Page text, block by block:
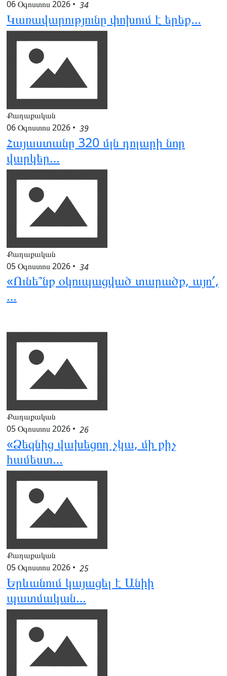
06 Օգոստոս 2026 • 34
Կառավարությունը փոխում է երեք…
Քաղաքական
06 Օգոստոս 2026 • 39
Հայաստանը 320 մլն դոլարի նոր
վարկեր…
Քաղաքական
05 Օգոստոս 2026 • 34
«Ունե՞նք օկուպացված տարածք, այո՛,
…
Քաղաքական
05 Օգոստոս 2026 • 26
«Ձեզնից վախեցող չկա, մի քիչ
համեստ…
Քաղաքական
05 Օգոստոս 2026 • 25
Երևանում կայացել է Անիի
պատմական…